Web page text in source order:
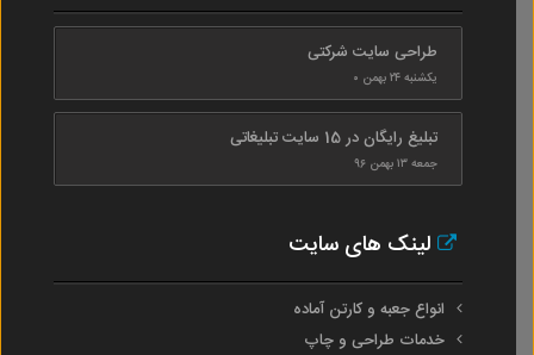
طراحی سایت شرکتی
یکشنبه ۲۴ بهمن ۰
تبلیغ رایگان در 15 سایت تبلیغاتی
جمعه ۱۳ بهمن ۹۶
لینک های سایت
انواع جعبه و کارتن آماده
خدمات طراحی و چاپ